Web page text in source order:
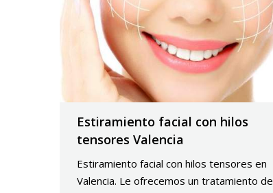
Estiramiento facial con hilos
tensores Valencia
Estiramiento facial con hilos tensores en
Valencia. Le ofrecemos un tratamiento de